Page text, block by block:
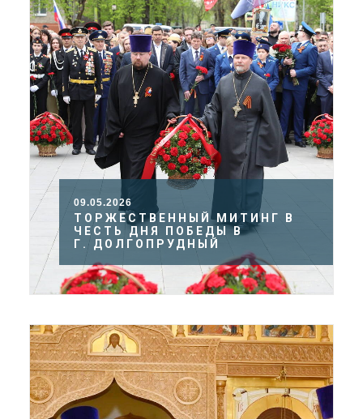
09.05.2026
ТОРЖЕСТВЕННЫЙ МИТИНГ В
ЧЕСТЬ ДНЯ ПОБЕДЫ В
Г. ДОЛГОПРУДНЫЙ